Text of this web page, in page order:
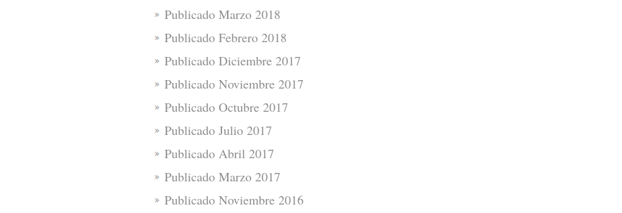
Publicado Marzo 2018
Publicado Febrero 2018
Publicado Diciembre 2017
Publicado Noviembre 2017
Publicado Octubre 2017
Publicado Julio 2017
Publicado Abril 2017
Publicado Marzo 2017
Publicado Noviembre 2016